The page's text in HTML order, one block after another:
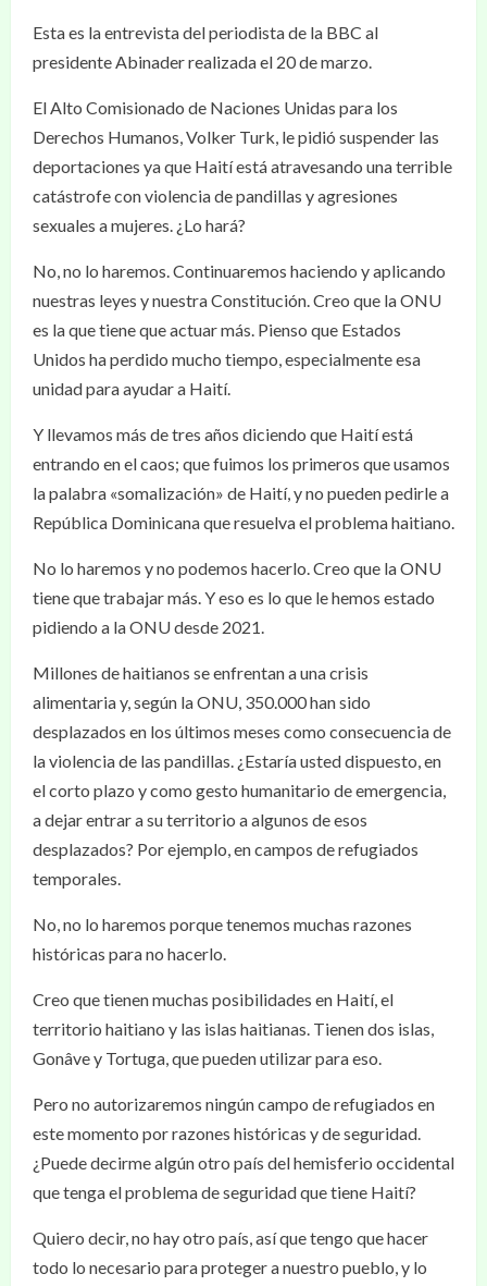
Esta es la entrevista del periodista de la BBC al
presidente Abinader realizada el 20 de marzo.
El Alto Comisionado de Naciones Unidas para los
Derechos Humanos, Volker Turk, le pidió suspender las
deportaciones ya que Haití está atravesando una terrible
catástrofe con violencia de pandillas y agresiones
sexuales a mujeres. ¿Lo hará?
No, no lo haremos. Continuaremos haciendo y aplicando
nuestras leyes y nuestra Constitución. Creo que la ONU
es la que tiene que actuar más. Pienso que Estados
Unidos ha perdido mucho tiempo, especialmente esa
unidad para ayudar a Haití.
Y llevamos más de tres años diciendo que Haití está
entrando en el caos; que fuimos los primeros que usamos
la palabra «somalización» de Haití, y no pueden pedirle a
República Dominicana que resuelva el problema haitiano.
No lo haremos y no podemos hacerlo. Creo que la ONU
tiene que trabajar más. Y eso es lo que le hemos estado
pidiendo a la ONU desde 2021.
Millones de haitianos se enfrentan a una crisis
alimentaria y, según la ONU, 350.000 han sido
desplazados en los últimos meses como consecuencia de
la violencia de las pandillas. ¿Estaría usted dispuesto, en
el corto plazo y como gesto humanitario de emergencia,
a dejar entrar a su territorio a algunos de esos
desplazados? Por ejemplo, en campos de refugiados
temporales.
No, no lo haremos porque tenemos muchas razones
históricas para no hacerlo.
Creo que tienen muchas posibilidades en Haití, el
territorio haitiano y las islas haitianas. Tienen dos islas,
Gonâve y Tortuga, que pueden utilizar para eso.
Pero no autorizaremos ningún campo de refugiados en
este momento por razones históricas y de seguridad.
¿Puede decirme algún otro país del hemisferio occidental
que tenga el problema de seguridad que tiene Haití?
Quiero decir, no hay otro país, así que tengo que hacer
todo lo necesario para proteger a nuestro pueblo, y lo